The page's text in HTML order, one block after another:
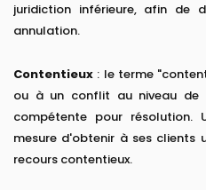
juridiction inférieure, afin de
annulation.
Contentieux : le terme
ou à un conflit au niveau
compétente pour résolution.
mesure d'obtenir à ses clients
recours contentieux.